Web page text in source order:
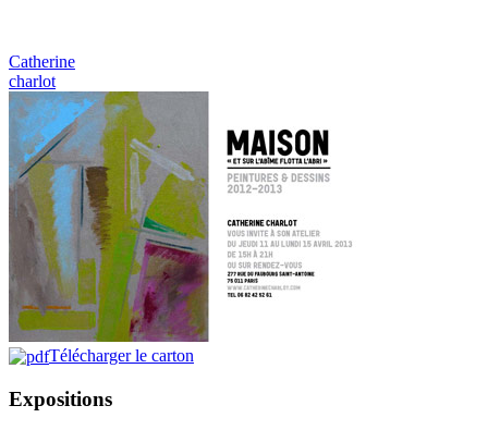
Catherine
charlot
Télécharger le carton
Expositions